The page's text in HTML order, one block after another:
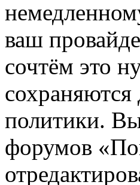
ваш
сочтём это
политики.
форумов